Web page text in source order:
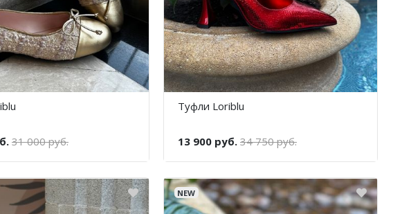
31 000 руб.
Туфли Loriblu
13 900 руб. 34 750 руб.
NEW